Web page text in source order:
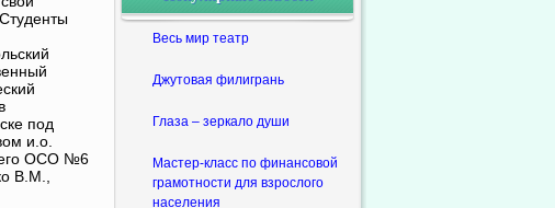
под
и.о.
ОСО №6
В.М.,
Весь мир театр
Джутовая филигрань
Глаза – зеркало души
Мастер-класс по финансовой
грамотности для взрослого
населения